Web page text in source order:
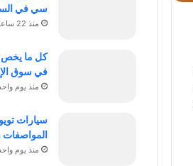
سي في
منذ 22 ساعة
كل ما يخص
في سوق
منذ يوم
سيارات
المواصفات
منذ يوم